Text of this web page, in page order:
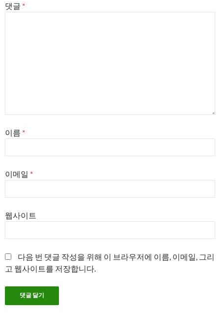
댓글 *
이름 *
이메일 *
웹사이트
다음 번 댓글 작성을 위해 이 브라우저에 이름, 이메일, 그리
고 웹사이트를 저장합니다.